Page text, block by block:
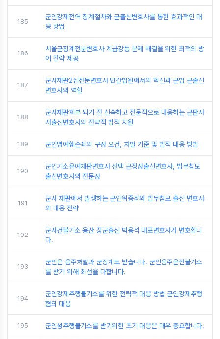
185
군인강제전역 징계절차와 군출신변호사를 통한 효과적인 대
응 방법
186
서울군징계전문변호사 계급강등 문제 해결을 위한 최적의 방
어 전략 제공
187
군사재판2심전문변호사 민간법원에서의 혁신과 군법 군출신
변호사의 역할
188
군사재판회부 되기 전 신속하고 전문적으로 대응하는 군판사
사출신변호사의 전략적 법적 지원
189 군인명예훼손죄의 구성 요건, 처벌 기준 및 법적 대응 방법
190
군인기소유예재판변호사 선택 군장성출신변호사, 법무참모
출신변호사의 전문성
191
군사 재판에서 발생하는 군인위증죄와 법무참모 출신 변호사
의 대응 전략
192
군사건불기소 용산 장군출신 박용석 대표변호사가 변호합니
다.
193
군인은 음주처벌과 군징계도 받습니다. 군인음주운전불기소
를 받기 위해 최선을 다합니다.
194
군인강제추행불기소를 위한 전략적 대응 방법 군인강제추행
혐의 대응
195 군인성추행불기소를 받기위한 초기 대응은 매우 중요합니다.